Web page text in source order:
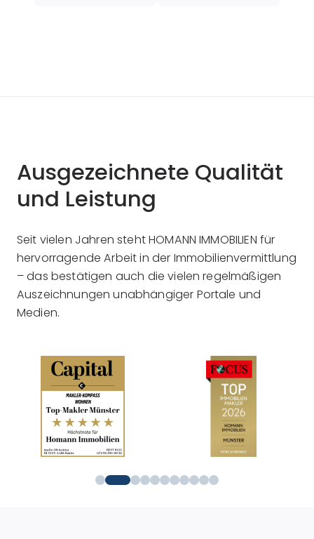
Ausgezeichnete Qualität
und Leistung
Seit vielen Jahren steht HOMANN IMMOBILIEN für
hervorragende Arbeit in der Immobilienvermittlung
– das bestätigen auch die vielen regelmäßigen
Auszeichnungen unabhängiger Portale und
Medien.